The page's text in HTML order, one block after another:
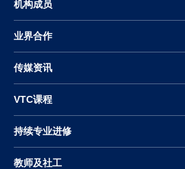
机构成员
业界合作
传媒资讯
VTC课程
持续专业进修
教师及社工